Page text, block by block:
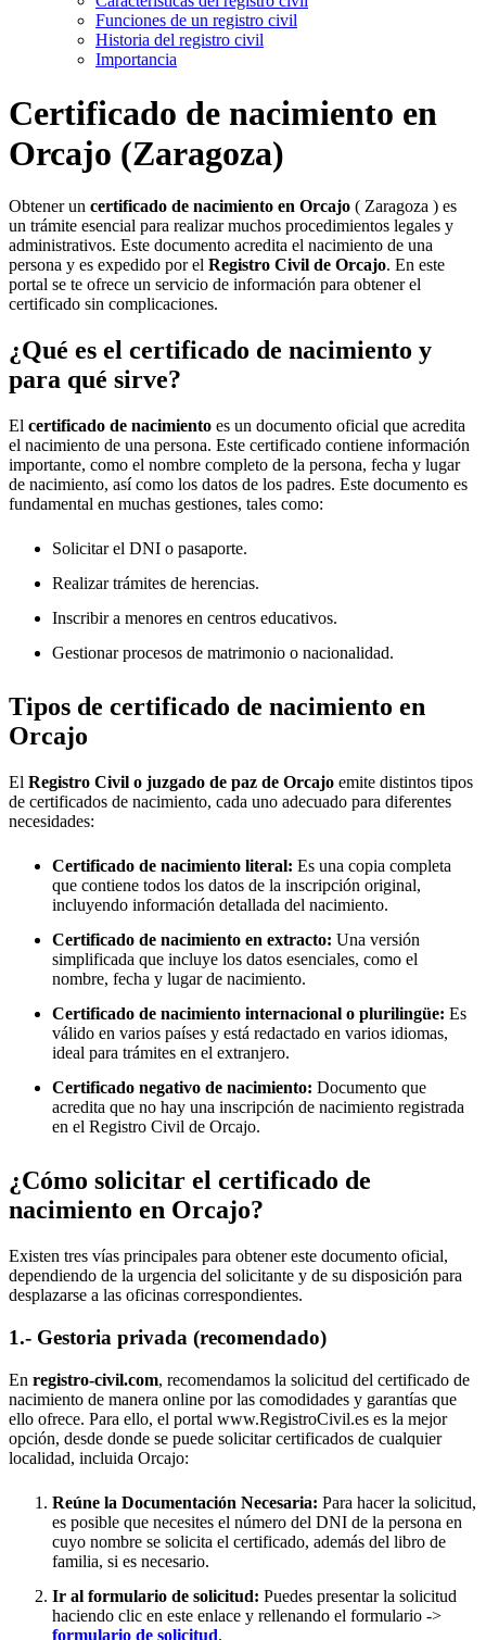
Funciones de un registro civil
Historia del registro civil
Importancia
Certificado de nacimiento en
Orcajo (Zaragoza)
Obtener un certificado de nacimiento en Orcajo ( Zaragoza ) es
un trámite esencial para realizar muchos procedimientos legales y
administrativos. Este documento acredita el nacimiento de una
persona y es expedido por el Registro Civil de Orcajo. En este
portal se te ofrece un servicio de información para obtener el
certificado sin complicaciones.
¿Qué es el certificado de nacimiento y
para qué sirve?
El certificado de nacimiento es un documento oficial que acredita
el nacimiento de una persona. Este certificado contiene información
importante, como el nombre completo de la persona, fecha y lugar
de nacimiento, así como los datos de los padres. Este documento es
fundamental en muchas gestiones, tales como:
Solicitar el DNI o pasaporte.
Realizar trámites de herencias.
Inscribir a menores en centros educativos.
Gestionar procesos de matrimonio o nacionalidad.
Tipos de certificado de nacimiento en
Orcajo
El Registro Civil o juzgado de paz de Orcajo emite distintos tipos
de certificados de nacimiento, cada uno adecuado para diferentes
necesidades:
Certificado de nacimiento literal: Es una copia completa
que contiene todos los datos de la inscripción original,
incluyendo información detallada del nacimiento.
Certificado de nacimiento en extracto: Una versión
simplificada que incluye los datos esenciales, como el
nombre, fecha y lugar de nacimiento.
Certificado de nacimiento internacional o plurilingüe: Es
válido en varios países y está redactado en varios idiomas,
ideal para trámites en el extranjero.
Certificado negativo de nacimiento: Documento que
acredita que no hay una inscripción de nacimiento registrada
en el Registro Civil de Orcajo.
¿Cómo solicitar el certificado de
nacimiento en Orcajo?
Existen tres vías principales para obtener este documento oficial,
dependiendo de la urgencia del solicitante y de su disposición para
desplazarse a las oficinas correspondientes.
1.- Gestoria privada (recomendado)
En registro-civil.com, recomendamos la solicitud del certificado de
nacimiento de manera online por las comodidades y garantías que
ello ofrece. Para ello, el portal www.RegistroCivil.es es la mejor
opción, desde donde se puede solicitar certificados de cualquier
localidad, incluida Orcajo:
Reúne la Documentación Necesaria: Para hacer la solicitud,
es posible que necesites el número del DNI de la persona en
cuyo nombre se solicita el certificado, además del libro de
familia, si es necesario.
Ir al formulario de solicitud: Puedes presentar la solicitud
haciendo clic en este enlace y rellenando el formulario ->
formulario de solicitud.